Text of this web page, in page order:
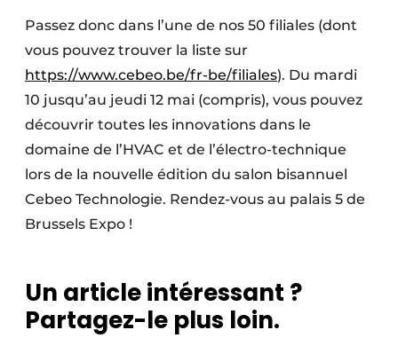
Passez donc dans l’une de nos 50 filiales (dont
vous pouvez trouver la liste sur
https://www.cebeo.be/fr-be/filiales). Du mardi
10 jusqu’au jeudi 12 mai (compris), vous pouvez
découvrir toutes les innovations dans le
domaine de l’HVAC et de l’électro-technique
lors de la nouvelle édition du salon bisannuel
Cebeo Technologie. Rendez-vous au palais 5 de
Brussels Expo !
Un article intéressant ?
Partagez-le plus loin.